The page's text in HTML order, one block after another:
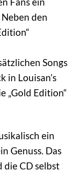
den
Songs
in Louisan’s
„Gold Edition“
ein
Genuss. Das
CD selbst